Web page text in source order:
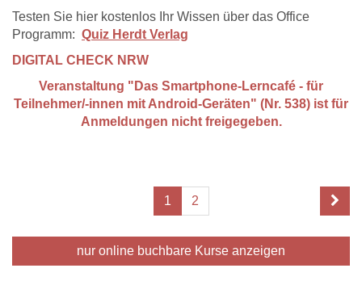
Testen Sie hier kostenlos Ihr Wissen über das Office
Programm: Quiz Herdt Verlag
DIGITAL CHECK NRW
Veranstaltung "Das Smartphone-Lerncafé - für
Teilnehmer/-innen mit Android-Geräten" (Nr. 538) ist für
Anmeldungen nicht freigegeben.
1 2
nur online buchbare Kurse anzeigen